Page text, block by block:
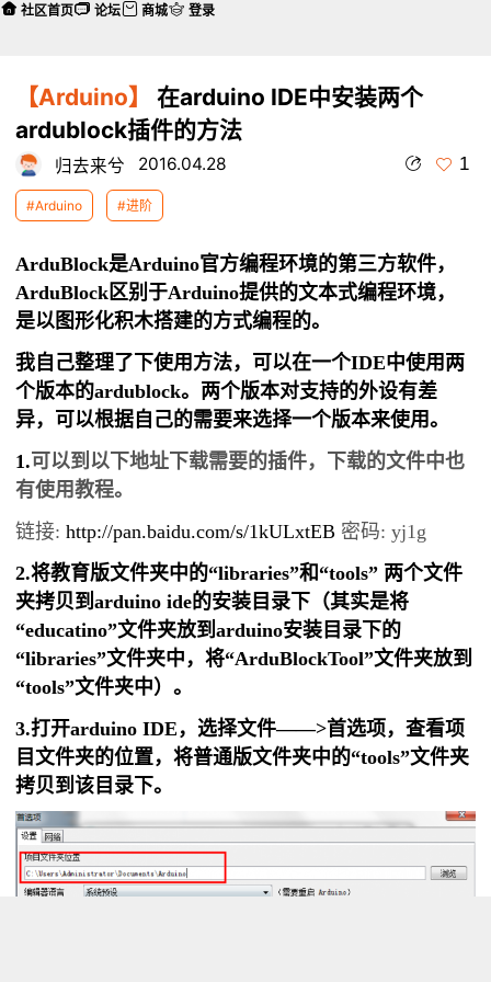
【Arduino】
在arduino IDE中安装两个
ardublock插件的方法
归去来兮 2016.04.28 1
#Arduino #进阶
ArduBlock是Arduino官方编程环境的第三方软件，
ArduBlock区别于Arduino提供的文本式编程环境，
是以图形化积木搭建的方式编程的。
我自己整理了下使用方法，可以在一个IDE中使用两
个版本的ardublock。两个版本对支持的外设有差
异，可以根据自己的需要来选择一个版本来使用。
1.可以到以下地址下载需要的插件，下载的文件中也
有使用教程。
链接:http://pan.baidu.com/s/1kULxtEB 密码: yj1g
2.将教育版文件夹中的“libraries”和“tools” 两个文件
夹拷贝到arduino ide的安装目录下（其实是将
“educatino”文件夹放到arduino安装目录下的
“libraries”文件夹中，将“ArduBlockTool”文件夹放到
“tools”文件夹中）。
3.打开arduino IDE，选择文件——>首选项，查看项
目文件夹的位置，将普通版文件夹中的“tools”文件夹
拷贝到该目录下。
社区首页 论坛 商城 登录